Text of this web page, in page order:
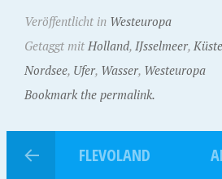
Veröffentlicht in Westeuropa
Getaggt mit Holland, IJsselmeer, Küste
Nordsee, Ufer, Wasser, Westeuropa
Bookmark the permalink.
FLEVOLAND